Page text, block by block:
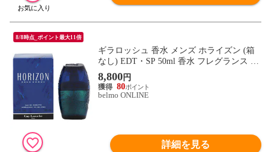
8/8時点_ポイント最大11倍
ギラロッシュ 香水 メンズ ホライズン (箱
なし) EDT・SP 50ml 香水 フレグランス H
ORIZON GUY LAROCHE 新品 未使用
8,800円
80
belmo ONLINE
詳細を見る